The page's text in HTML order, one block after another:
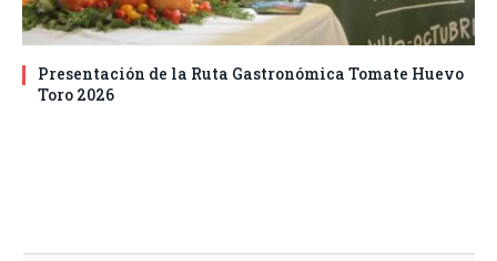
Presentación de la Ruta Gastronómica Tomate Huevo
Toro 2026